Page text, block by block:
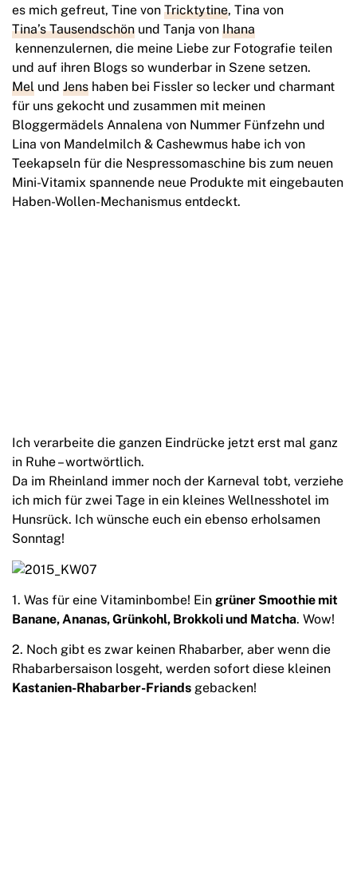
es mich gefreut, Tine von Tricktytine, Tina von
Tina’s Tausendschön und Tanja von Ihana
kennenzulernen, die meine Liebe zur Fotografie teilen
und auf ihren Blogs so wunderbar in Szene setzen.
Mel und Jens haben bei Fissler so lecker und charmant
für uns gekocht und zusammen mit meinen
Bloggermädels Annalena von Nummer Fünfzehn und
Lina von Mandelmilch & Cashewmus habe ich von
Teekapseln für die Nespressomaschine bis zum neuen
Mini-Vitamix spannende neue Produkte mit eingebauten
Haben-Wollen-Mechanismus entdeckt.
Ich verarbeite die ganzen Eindrücke jetzt erst mal ganz
in Ruhe – wortwörtlich.
Da im Rheinland immer noch der Karneval tobt, verziehe
ich mich für zwei Tage in ein kleines Wellnesshotel im
Hunsrück. Ich wünsche euch ein ebenso erholsamen
Sonntag!
1. Was für eine Vitaminbombe! Ein grüner Smoothie mit
Banane, Ananas, Grünkohl, Brokkoli und Matcha. Wow!
2. Noch gibt es zwar keinen Rhabarber, aber wenn die
Rhabarbersaison losgeht, werden sofort diese kleinen
Kastanien-Rhabarber-Friands gebacken!